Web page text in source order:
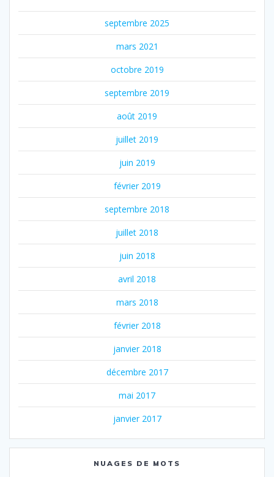
septembre 2025
mars 2021
octobre 2019
septembre 2019
août 2019
juillet 2019
juin 2019
février 2019
septembre 2018
juillet 2018
juin 2018
avril 2018
mars 2018
février 2018
janvier 2018
décembre 2017
mai 2017
janvier 2017
NUAGES DE MOTS